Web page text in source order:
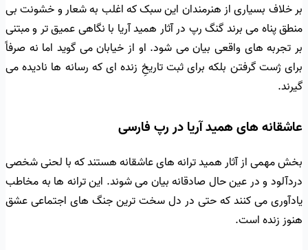
بر خلاف بسیاری از هنرمندان این سبک که اغلب به شعار و خشونت بی
منطق پناه می برند گنگ رپ در آثار همید آریا با نگاهی عمیق تر و مبتنی
بر تجربه های واقعی بیان می شود. او از خیابان می گوید اما نه صرفاً
برای ژست گرفتن بلکه برای ثبت تاریخِ زنده ای که رسانه ها نادیده می
گیرند.
عاشقانه های همید آریا در رپ فارسی
بخش مهمی از آثار همید ترانه های عاشقانه هستند که با لحنی شخصی
دردآلود و در عین حال صادقانه بیان می شوند. این ترانه ها به مخاطب
یادآوری می کنند که حتی در دل سخت ترین جنگ های اجتماعی عشق
هنوز زنده است.